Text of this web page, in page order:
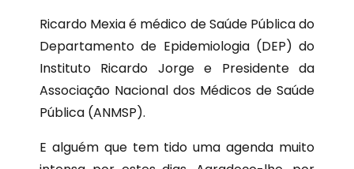
Ricardo Mexia é médico de Saúde Pública do
Departamento de Epidemiologia (DEP) do
Instituto Ricardo Jorge e Presidente da
Associação Nacional dos Médicos de Saúde
Pública (ANMSP).
E alguém que tem tido uma agenda muito